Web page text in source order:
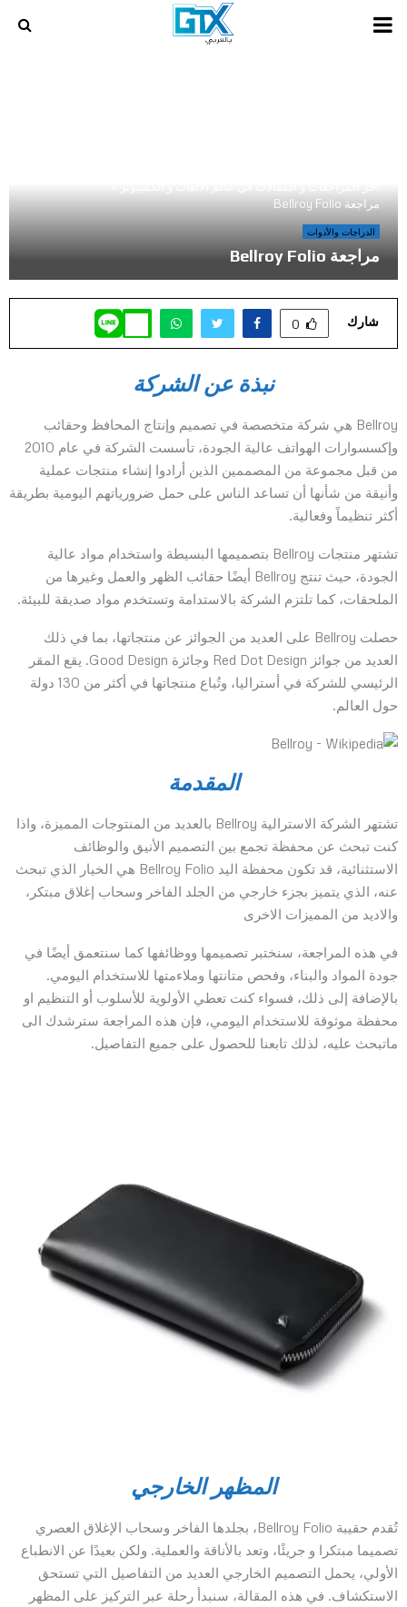
PRIMARY
مراجعة Bellroy Folio
الدراجات والأدوات
مراجعة Bellroy Folio
شارك 0
نبذة عن الشركة
Bellroy هي شركة متخصصة في تصميم وإنتاج المحافظ وحقائب
وإكسسوارات الهواتف عالية الجودة، تأسست الشركة في عام 2010
من قبل مجموعة من المصممين الذين أرادوا إنشاء منتجات عملية
وأنيقة من شأنها أن تساعد الناس على حمل ضرورياتهم اليومية بطريقة
أكثر تنظيماً وفعالية.
تشتهر منتجات Bellroy بتصميمها البسيطة واستخدام مواد عالية
الجودة، حيث تنتج Bellroy أيضًا حقائب الظهر والعمل وغيرها من
الملحقات، كما تلتزم الشركة بالاستدامة وتستخدم مواد صديقة للبيئة.
حصلت Bellroy على العديد من الجوائز عن منتجاتها، بما في ذلك
العديد من جوائز Red Dot Design وجائزة Good Design. يقع المقر
الرئيسي للشركة في أستراليا، وتُباع منتجاتها في أكثر من 130 دولة
حول العالم.
المقدمة
تشتهر الشركة الاسترالية Bellroy بالعديد من المنتوجات المميزة، واذا
كنت تبحث عن محفظة تجمع بين التصميم الأنيق والوظائف
الاستثنائية، قد تكون محفظة اليد Bellroy Folio هي الخيار الذي تبحث
عنه، الذي يتميز بجزء خارجي من الجلد الفاخر وسحاب إغلاق مبتكر،
والاديد من المميزات الاخرى
في هذه المراجعة، سنختبر تصميمها ووظائفها كما سنتعمق أيضًا في
جودة المواد والبناء، وفحص متانتها وملاءمتها للاستخدام اليومي.
بالإضافة إلى ذلك، فسواء كنت تعطي الأولوية للأسلوب أو التنظيم او
محفظة موثوقة للاستخدام اليومي، فإن هذه المراجعة سترشدك الى
ماتبحث عليه، لذلك تابعنا للحصول على جميع التفاصيل.
المظهر الخارجي
تُقدم حقيبة Bellroy Folio، بجلدها الفاخر وسحاب الإغلاق العصري
تصميما مبتكرا و جريئًا، وتعد بالأناقة والعملية. ولكن بعيدًا عن الانطباع
الأولي، يحمل التصميم الخارجي العديد من التفاصيل التي تستحق
الاستكشاف. في هذه المقالة، سنبدأ رحلة عبر التركيز على المظهر